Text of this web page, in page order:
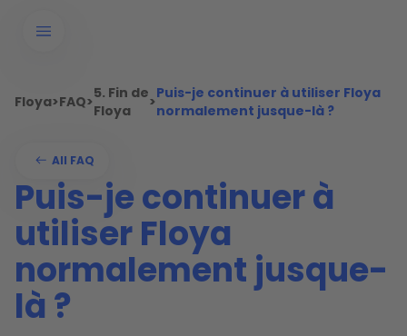
Floya>FAQ>5. Fin de
Floya
>Puis-je continuer à utiliser Floya
normalement jusque-là ?
All FAQ
Puis-je continuer à
utiliser Floya
normalement jusque-
là ?